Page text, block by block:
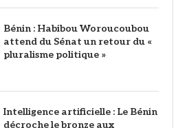
Bénin : Habibou Woroucoubou
attend du Sénat un retour du «
pluralisme politique »
Intelligence artificielle : Le Bénin
décroche le bronze aux